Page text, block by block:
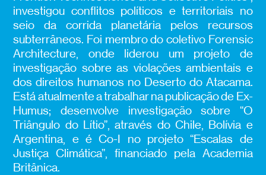
investigou conflitos políticos e territoriais no
seio da corrida planetária pelos recursos
subterrâneos. Foi membro do coletivo Forensic
Architecture, onde liderou um projeto de
investigação sobre as violações ambientais e
dos direitos humanos no Deserto do Atacama.
Está atualmente a trabalhar na publicação de Ex-
Humus; desenvolve investigação sobre “O
Triângulo do Lítio”, através do Chile, Bolívia e
Argentina, e é Co-I no projeto “Escalas de
Justiça Climática”, financiado pela Academia
Britânica.